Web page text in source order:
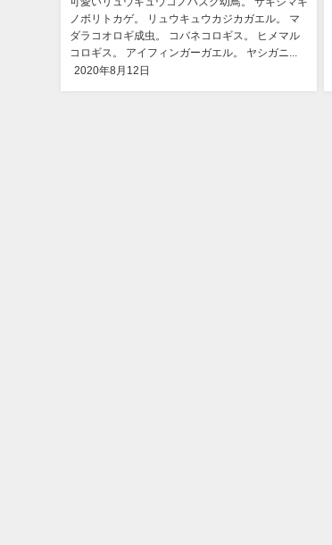
ノボリトカゲ。 リュウキュウカジカガエル。 マ
ダラコオロギ成虫。 コバネコロギス。 ヒメマル
コロギス。 アイフィンガーガエル。 ヤシガニ...
2020年8月12日